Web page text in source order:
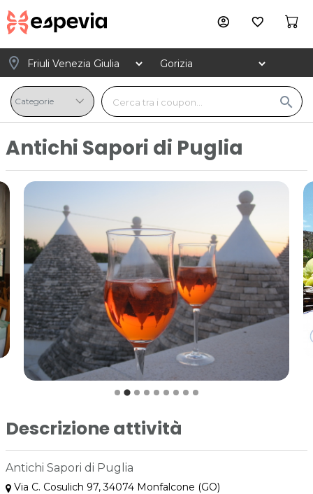
search
account_circle favorite_border
location_on
Antichi Sapori di Puglia
Descrizione attività
Antichi Sapori di Puglia
Via C. Cosulich 97, 34074 Monfalcone (GO)